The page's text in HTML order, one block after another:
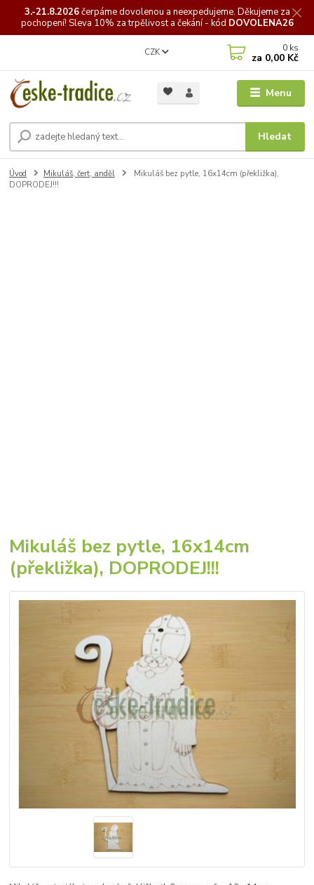
3.-21.8.2026čerpámedovolenou a neexpedujeme. Děkujeme za
pochopení! Sleva 10% za trpělivost a čekání - kód DOVOLENA26
Menu
CZK
Hledat
0 ks
za 0,00 Kč
Úvod Mikuláš, čert, anděl
Mikuláš bez pytle, 16x14cm (překližka),
DOPRODEJ!!!
Mikuláš bez pytle, 16x14cm
(překližka), DOPRODEJ!!!